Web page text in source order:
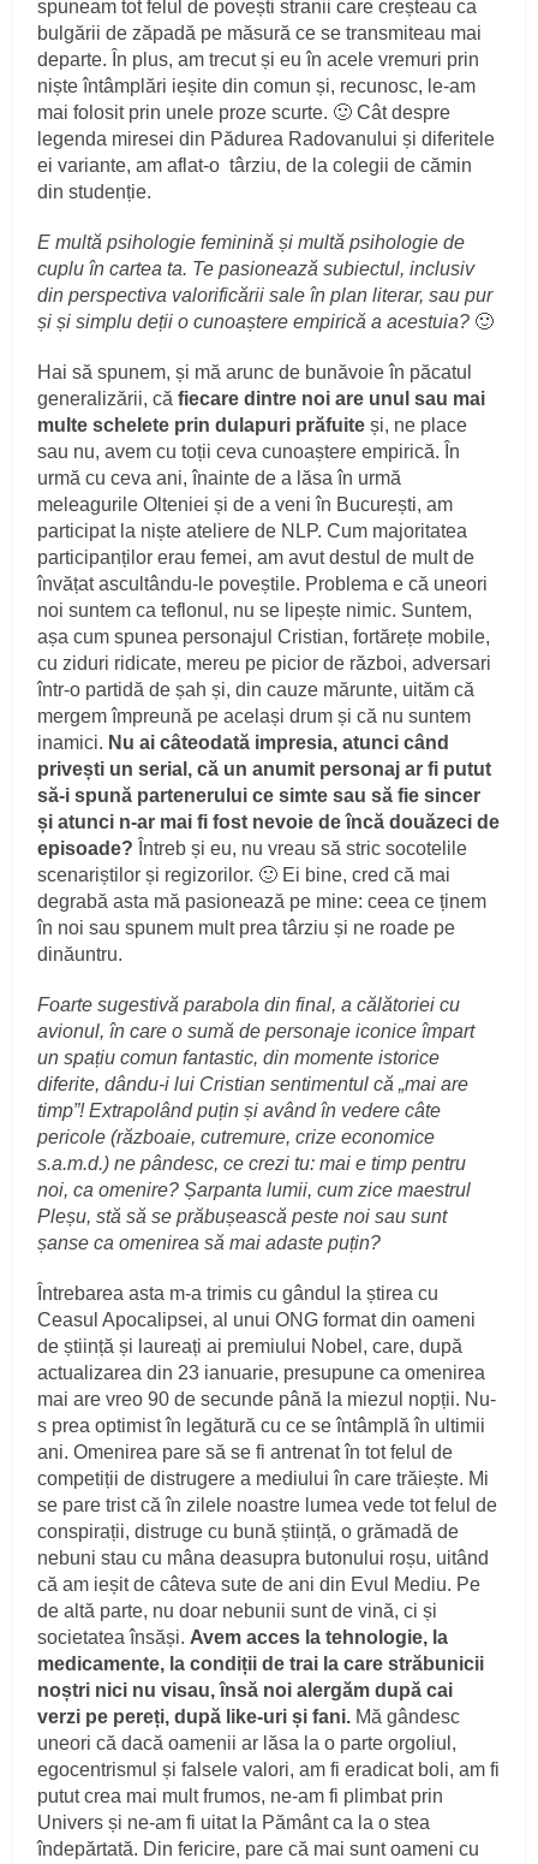
spuneam tot felul de povești stranii care creșteau ca
bulgării de zăpadă pe măsură ce se transmiteau mai
departe. În plus, am trecut și eu în acele vremuri prin
niște întâmplări ieșite din comun și, recunosc, le-am
mai folosit prin unele proze scurte. 🙂 Cât despre
legenda miresei din Pădurea Radovanului și diferitele
ei variante, am aflat-o târziu, de la colegii de cămin
din studenție.
E multă psihologie feminină și multă psihologie de
cuplu în cartea ta. Te pasionează subiectul, inclusiv
din perspectiva valorificării sale în plan literar, sau pur
și și simplu deții o cunoaștere empirică a acestuia? 🙂
Hai să spunem, și mă arunc de bunăvoie în păcatul
generalizării, căfiecare dintre noi are unul sau mai
multe schelete prin dulapuri prăfuiteși, ne place
sau nu, avem cu toții ceva cunoaștere empirică. În
urmă cu ceva ani, înainte de a lăsa în urmă
meleagurile Olteniei și de a veni în București, am
participat la niște ateliere de NLP. Cum majoritatea
participanților erau femei, am avut destul de mult de
învățat ascultându-le poveștile. Problema e că uneori
noi suntem ca teflonul, nu se lipește nimic. Suntem,
așa cum spunea personajul Cristian, fortărețe mobile,
cu ziduri ridicate, mereu pe picior de război, adversari
într-o partidă de șah și, din cauze mărunte, uităm că
mergem împreună pe același drum și că nu suntem
inamici. Nu ai câteodată impresia, atunci când
privești un serial, că un anumit personaj ar fi putut
să-i spună partenerului ce simte sau să fie sincer
și atunci n-ar mai fi fost nevoie de încă douăzeci de
episoade? Întreb și eu, nu vreau să stric socotelile
scenariștilor și regizorilor. 🙂 Ei bine, cred că mai
degrabă asta mă pasionează pe mine: ceea ce ținem
în noi sau spunem mult prea târziu și ne roade pe
dinăuntru.
Foarte sugestivă parabola din final, a călătoriei cu
avionul, în care o sumă de personaje iconice împart
un spațiu comun fantastic, din momente istorice
diferite, dându-i lui Cristian sentimentul că „mai are
timp”! Extrapolând puțin și având în vedere câte
pericole (războaie, cutremure, crize economice
s.a.m.d.) ne pândesc, ce crezi tu: mai e timp pentru
noi, ca omenire? Șarpanta lumii, cum zice maestrul
Pleșu, stă să se prăbușească peste noi sau sunt
șanse ca omenirea să mai adaste puțin?
Întrebarea asta m-a trimis cu gândul la știrea cu
Ceasul Apocalipsei, al unui ONG format din oameni
de știință și laureați ai premiului Nobel, care, după
actualizarea din 23 ianuarie, presupune ca omenirea
mai are vreo 90 de secunde până la miezul nopții. Nu-
s prea optimist în legătură cu ce se întâmplă în ultimii
ani. Omenirea pare să se fi antrenat în tot felul de
competiții de distrugere a mediului în care trăiește. Mi
se pare trist că în zilele noastre lumea vede tot felul de
conspirații, distruge cu bună știință, o grămadă de
nebuni stau cu mâna deasupra butonului roșu, uitând
că am ieșit de câteva sute de ani din Evul Mediu. Pe
de altă parte, nu doar nebunii sunt de vină, ci și
societatea însăși. Avem acces la tehnologie, la
medicamente, la condiții de trai la care străbunicii
noștri nici nu visau, însă noi alergăm după cai
verzi pe pereți, după like-uri și fani. Mă gândesc
uneori că dacă oamenii ar lăsa la o parte orgoliul,
egocentrismul și falsele valori, am fi eradicat boli, am fi
putut crea mai mult frumos, ne-am fi plimbat prin
Univers și ne-am fi uitat la Pământ ca la o stea
îndepărtată. Din fericire, pare că mai sunt oameni cu